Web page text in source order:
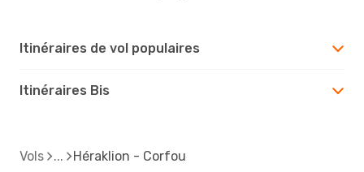
Itinéraires de vol populaires
Itinéraires Bis
Vols Héraklion - Corfou